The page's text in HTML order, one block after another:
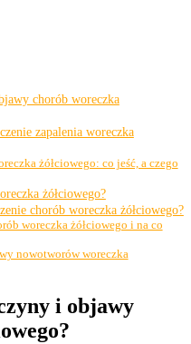
chorób woreczka
zapalenia woreczka
żółciowego: co jeść, a czego
żółciowego?
chorób woreczka żółciowego?
woreczka żółciowego i na co
nowotworów woreczka
i objawy